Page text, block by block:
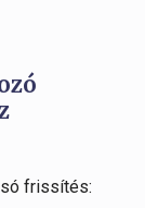
frissítés: